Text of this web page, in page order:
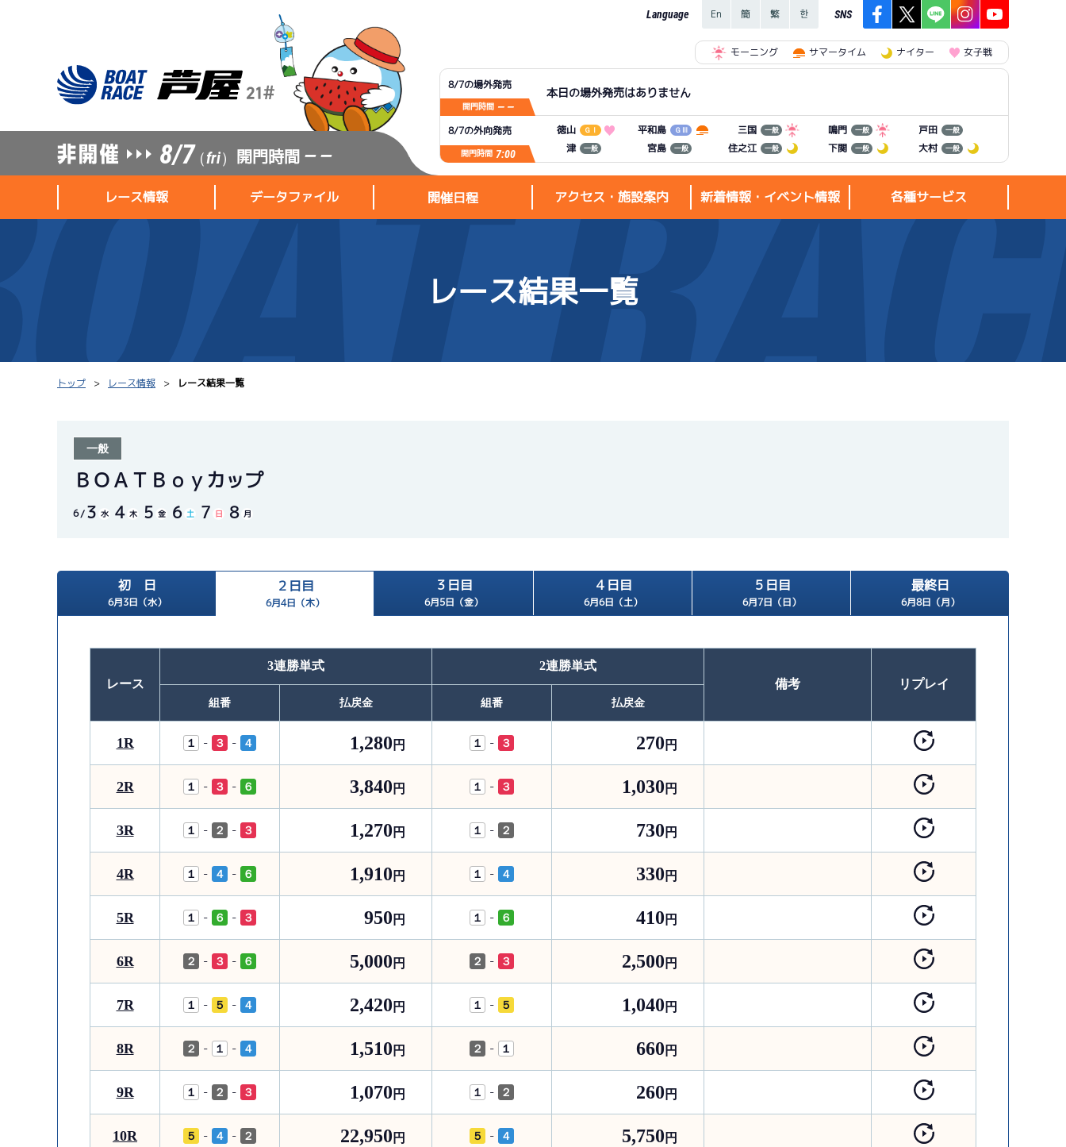
8/7（fri） 開門時間 — —
Language SNS
モーニング サマータイム ナイター 女子戦
8/7の場外発売
開門時間 — —
本日の場外発売はありません
8/7の外向発売
開門時間 7:00
徳山 ＧⅠ 平和島 ＧⅢ 三国 一般 鳴門 一般 戸田 一般
津 一般 宮島 一般 住之江 一般 下関 一般 大村 一般
レース情報
シリーズインデックス
レース結果一覧
モーター抽選結果・
前検タイムランキング
データファイル
モーター台帳
ボートデータ
水面特性・進入コース別情報
開催日程 アクセス・施設案内
施設案内
外向発売所「アシ夢テラス」
新着情報・イベント情報 各種サービス
レース結果一覧
トップ レース情報 レース結果一覧
一般
ＢＯＡＴＢｏｙカップ
6 3 水 4 木 5 金 6 土 7 日 8 月
初 日
6月3日（水）
２日目
6月4日（木）
３日目
6月5日（金）
４日目
6月6日（土）
５日目
6月7日（日）
最終日
6月8日（月）
レース
3連勝単式
2連勝単式
備考
リプレイ
組番 払戻金 組番 払戻金
1R １ - ３ - ４ 1,280 円 １ - ３ 270 円
2R １ - ３ - ６ 3,840 円 １ - ３ 1,030 円
3R １ - ２ - ３ 1,270 円 １ - ２ 730 円
4R １ - ４ - ６ 1,910 円 １ - ４ 330 円
5R １ - ６ - ３ 950 円 １ - ６ 410 円
6R ２ - ３ - ６ 5,000 円 ２ - ３ 2,500 円
7R １ - ５ - ４ 2,420 円 １ - ５ 1,040 円
8R ２ - １ - ４ 1,510 円 ２ - １ 660 円
9R １ - ２ - ３ 1,070 円 １ - ２ 260 円
10R ５ - ４ - ２ 22,950 円 ５ - ４ 5,750 円